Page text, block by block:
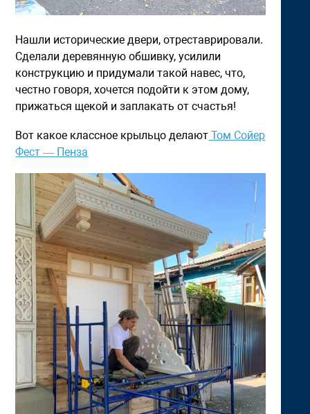
Нашли исторические двери, отреставрировали.
Сделали деревянную обшивку, усилили
конструкцию и придумали такой навес, что,
честно говоря, хочется подойти к этом дому,
прижаться щекой и заплакать от счастья!
Вот какое классное крыльцо делают Том Сойер
Фест — Пенза